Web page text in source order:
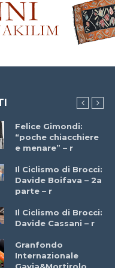
Felice Gimondi:
“poche chiacchiere
e menare” – r
Il Ciclismo di Brocci:
Davide Boifava – 2a
parte – r
Il Ciclismo di Brocci:
Davide Cassani – r
Granfondo
Internazionale